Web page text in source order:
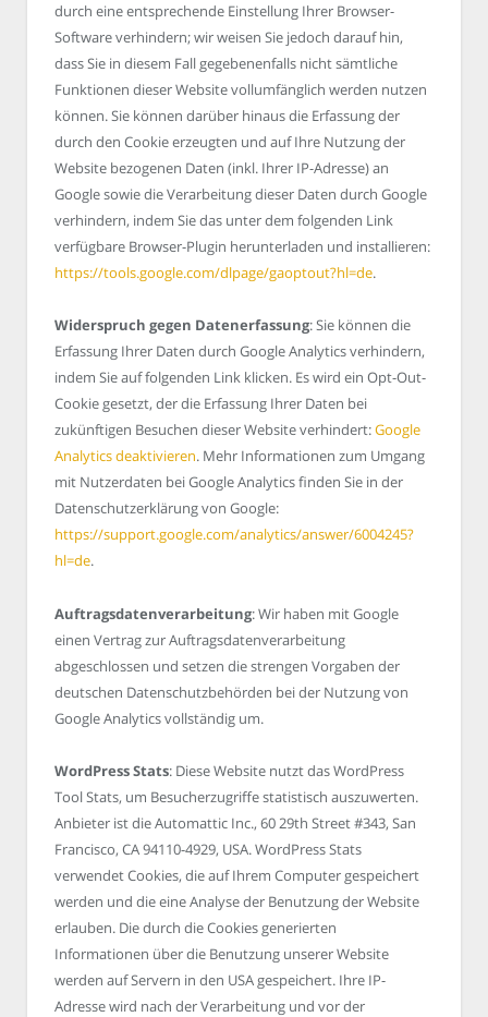
durch eine entsprechende Einstellung Ihrer Browser-
Software verhindern; wir weisen Sie jedoch darauf hin,
dass Sie in diesem Fall gegebenenfalls nicht sämtliche
Funktionen dieser Website vollumfänglich werden nutzen
können. Sie können darüber hinaus die Erfassung der
durch den Cookie erzeugten und auf Ihre Nutzung der
Website bezogenen Daten (inkl. Ihrer IP-Adresse) an
Google sowie die Verarbeitung dieser Daten durch Google
verhindern, indem Sie das unter dem folgenden Link
verfügbare Browser-Plugin herunterladen und installieren:
https://tools.google.com/dlpage/gaoptout?hl=de.
Widerspruch gegen Datenerfassung: Sie können die
Erfassung Ihrer Daten durch Google Analytics verhindern,
indem Sie auf folgenden Link klicken. Es wird ein Opt-Out-
Cookie gesetzt, der die Erfassung Ihrer Daten bei
zukünftigen Besuchen dieser Website verhindert:Google
Analytics deaktivieren. Mehr Informationen zum Umgang
mit Nutzerdaten bei Google Analytics finden Sie in der
Datenschutzerklärung von Google:
https://support.google.com/analytics/answer/6004245?
hl=de.
Auftragsdatenverarbeitung: Wir haben mit Google
einen Vertrag zur Auftragsdatenverarbeitung
abgeschlossen und setzen die strengen Vorgaben der
deutschen Datenschutzbehörden bei der Nutzung von
Google Analytics vollständig um.
WordPress Stats: Diese Website nutzt das WordPress
Tool Stats, um Besucherzugriffe statistisch auszuwerten.
Anbieter ist die Automattic Inc., 60 29th Street #343, San
Francisco, CA 94110-4929, USA. WordPress Stats
verwendet Cookies, die auf Ihrem Computer gespeichert
werden und die eine Analyse der Benutzung der Website
erlauben. Die durch die Cookies generierten
Informationen über die Benutzung unserer Website
werden auf Servern in den USA gespeichert. Ihre IP-
Adresse wird nach der Verarbeitung und vor der